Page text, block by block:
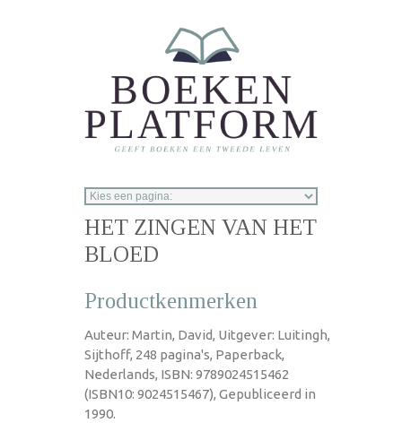
HET ZINGEN VAN HET
BLOED
Productkenmerken
Auteur: Martin, David, Uitgever: Luitingh,
Sijthoff, 248 pagina's, Paperback,
Nederlands, ISBN: 9789024515462
(ISBN10: 9024515467), Gepubliceerd in
1990.